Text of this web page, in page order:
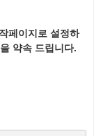
페이지로 설정하
약속 드립니다.